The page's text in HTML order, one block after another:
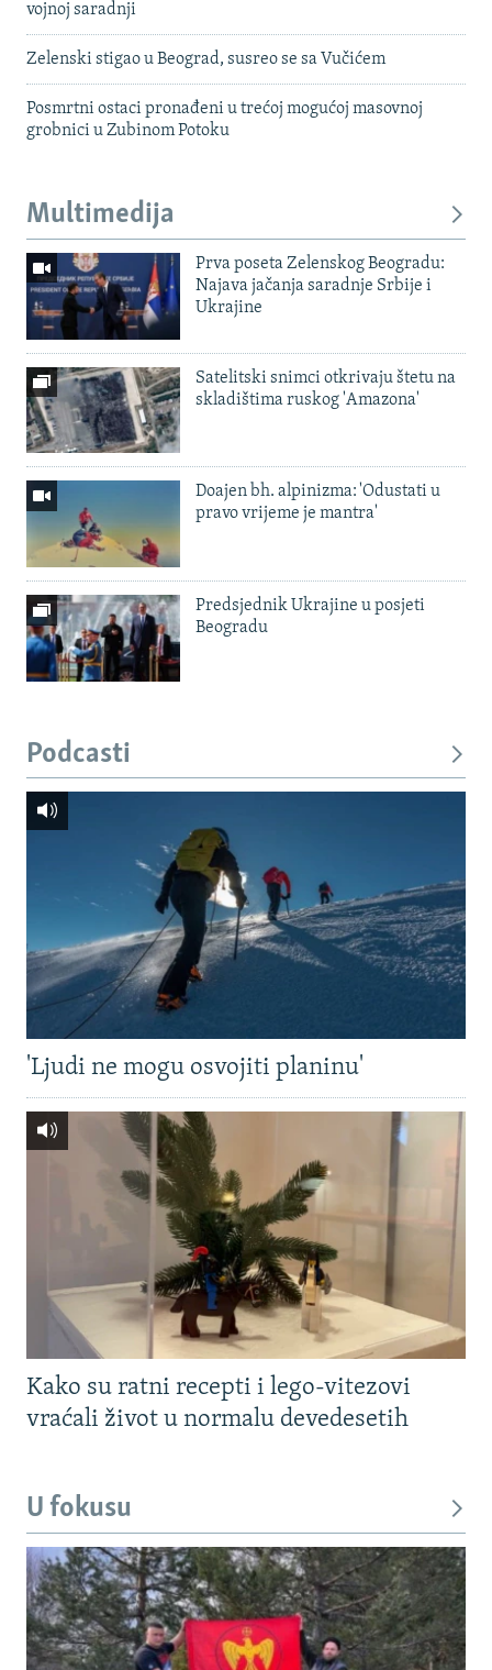
vojnoj saradnji
Zelenski stigao u Beograd, susreo se sa Vučićem
Posmrtni ostaci pronađeni u trećoj mogućoj masovnoj
grobnici u Zubinom Potoku
Multimedija
Prva poseta Zelenskog Beogradu:
Najava jačanja saradnje Srbije i
Ukrajine
Satelitski snimci otkrivaju štetu na
skladištima ruskog 'Amazona'
Doajen bh. alpinizma: 'Odustati u
pravo vrijeme je mantra'
Predsjednik Ukrajine u posjeti
Beogradu
Podcasti
'Ljudi ne mogu osvojiti planinu'
Kako su ratni recepti i lego-vitezovi
vraćali život u normalu devedesetih
U fokusu